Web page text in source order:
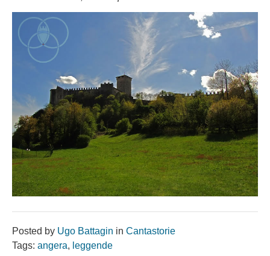
Posted by Ugo Battagin in Cantastorie
Tags: angera, leggende